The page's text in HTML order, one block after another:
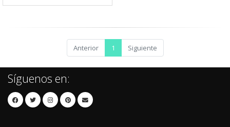
Anterior 1 Siguiente
Síguenos en: